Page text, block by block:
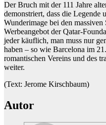
Der Bruch mit der 111 Jahre
demonstriert, dass die Legende
Wunderimage bei den
Werbeangebot der Qatar-
jeder käuflich, man muss nur
haben – so wie Barcelona im
romantischen Vereins und des
weiter.
(Text: Jerome Kirschbaum)
Autor